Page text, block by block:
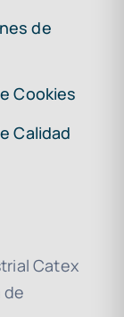
de
Cookies
Calidad
Catex
de